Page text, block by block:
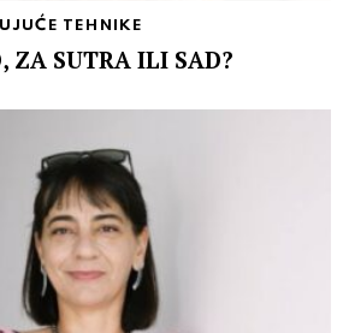
TEHNIKE
ZA SUTRA ILI SAD?